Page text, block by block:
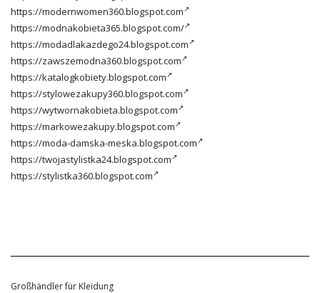
https://modernwomen360.blogspot.com
https://modnakobieta365.blogspot.com/
https://modadlakazdego24.blogspot.com
https://zawszemodna360.blogspot.com
https://katalogkobiety.blogspot.com
https://stylowezakupy360.blogspot.com
https://wytwornakobieta.blogspot.com
https://markowezakupy.blogspot.com
https://moda-damska-meska.blogspot.com
https://twojastylistka24.blogspot.com
https://stylistka360.blogspot.com
Großhändler für Kleidung